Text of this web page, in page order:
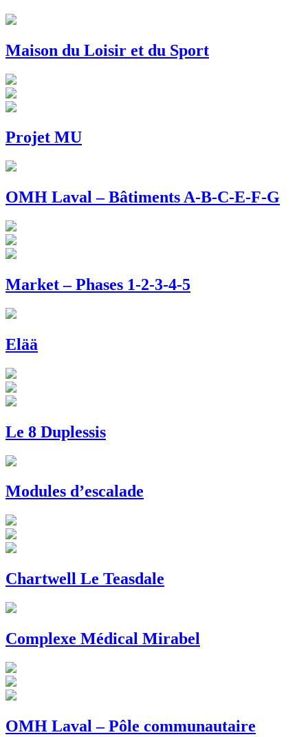
Maison du Loisir et du Sport
Projet MU
OMH Laval – Bâtiments A-B-C-E-F-G
Market – Phases 1-2-3-4-5
Elää
Le 8 Duplessis
Modules d’escalade
Chartwell Le Teasdale
Complexe Médical Mirabel
OMH Laval – Pôle communautaire